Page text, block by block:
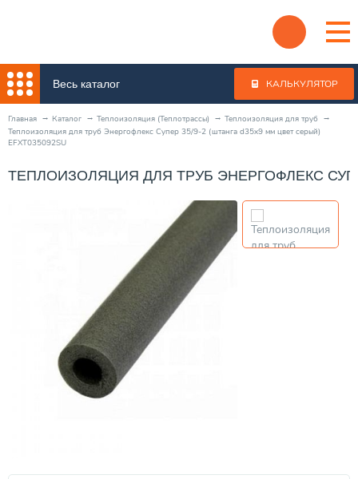
Весь каталог КАЛЬКУЛЯТОР
Главная Каталог Теплоизоляция (Теплотрассы)
Теплоизоляция для труб
Теплоизоляция для труб Энергофлекс Супер 35/9-2 (штанга d35x9 мм цвет серый)
EFXT035092SU
ТЕПЛОИЗОЛЯЦИЯ ДЛЯ ТРУБ ЭНЕРГОФЛЕКС